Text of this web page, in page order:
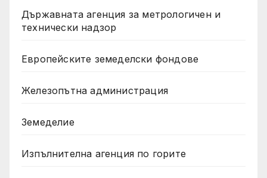
Държавната агенция за метрологичен и
технически надзор
Европейските земеделски фондове
Железопътна администрация
Земеделие
Изпълнителна агенция по горите